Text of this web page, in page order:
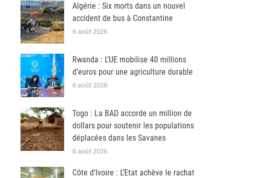
Algérie : Six morts dans un nouvel
accident de bus à Constantine
6 août 2026
Rwanda : L’UE mobilise 40 millions
d’euros pour une agriculture durable
6 août 2026
Togo : La BAD accorde un million de
dollars pour soutenir les populations
déplacées dans les Savanes
6 août 2026
Côte d’Ivoire : L’Etat achève le rachat